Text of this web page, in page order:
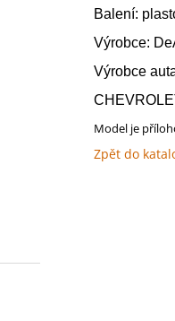
Balení:
Výrobce:
Výrobce
Model je
Zpět do